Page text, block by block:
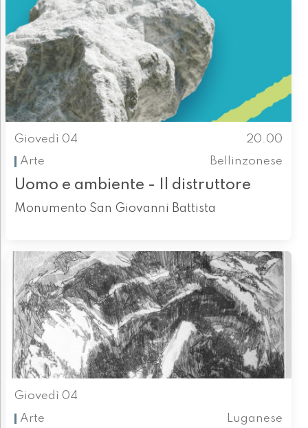
Giovedì 04
20.00
Arte
Bellinzonese
Uomo e ambiente - Il distruttore
Monumento San Giovanni Battista
Giovedì 04
Arte
Luganese